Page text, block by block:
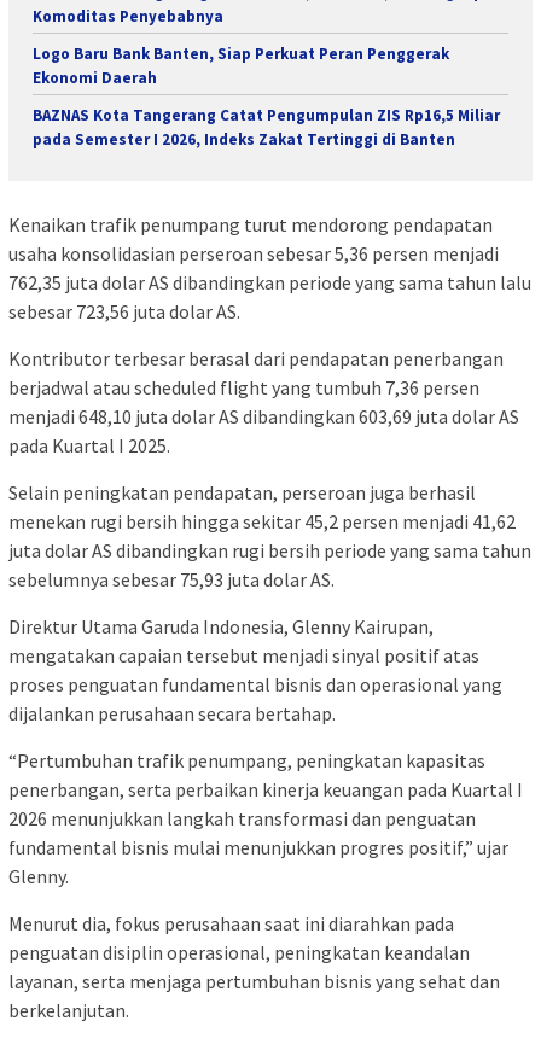
Komoditas Penyebabnya
Logo Baru Bank Banten, Siap Perkuat Peran Penggerak
Ekonomi Daerah
BAZNAS Kota Tangerang Catat Pengumpulan ZIS Rp16,5 Miliar
pada Semester I 2026, Indeks Zakat Tertinggi di Banten
Kenaikan trafik penumpang turut mendorong pendapatan
usaha konsolidasian perseroan sebesar 5,36 persen menjadi
762,35 juta dolar AS dibandingkan periode yang sama tahun lalu
sebesar 723,56 juta dolar AS.
Kontributor terbesar berasal dari pendapatan penerbangan
berjadwal atau scheduled flight yang tumbuh 7,36 persen
menjadi 648,10 juta dolar AS dibandingkan 603,69 juta dolar AS
pada Kuartal I 2025.
Selain peningkatan pendapatan, perseroan juga berhasil
menekan rugi bersih hingga sekitar 45,2 persen menjadi 41,62
juta dolar AS dibandingkan rugi bersih periode yang sama tahun
sebelumnya sebesar 75,93 juta dolar AS.
Direktur Utama Garuda Indonesia, Glenny Kairupan,
mengatakan capaian tersebut menjadi sinyal positif atas
proses penguatan fundamental bisnis dan operasional yang
dijalankan perusahaan secara bertahap.
“Pertumbuhan trafik penumpang, peningkatan kapasitas
penerbangan, serta perbaikan kinerja keuangan pada Kuartal I
2026 menunjukkan langkah transformasi dan penguatan
fundamental bisnis mulai menunjukkan progres positif,” ujar
Glenny.
Menurut dia, fokus perusahaan saat ini diarahkan pada
penguatan disiplin operasional, peningkatan keandalan
layanan, serta menjaga pertumbuhan bisnis yang sehat dan
berkelanjutan.